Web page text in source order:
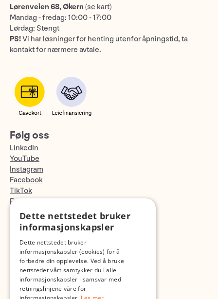
Lørenveien 68, Økern (se kart)
Mandag - fredag: 10:00 - 17:00
Lørdag: Stengt
PS!Vi har løsninger for henting utenfor åpningstid, ta
kontakt for nærmere avtale.
Følg oss
LinkedIn
YouTube
Instagram
Facebook
TikTok
Fotopodden
Med forbehold om skrive- og lagerfeil
Dette nettstedet bruker
informasjonskapsler
Dette nettstedet bruker
informasjonskapsler (cookies) for å
forbedre din opplevelse. Ved å bruke
nettstedet vårt samtykker du i alle
informasjonskapsler i samsvar med
retningslinjene våre for